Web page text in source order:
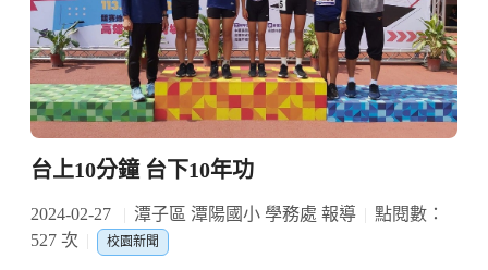
台上10分鐘 台下10年功
2024-02-27 潭子區 潭陽國小 學務處 報導
點閱數：
527 次
校園新聞